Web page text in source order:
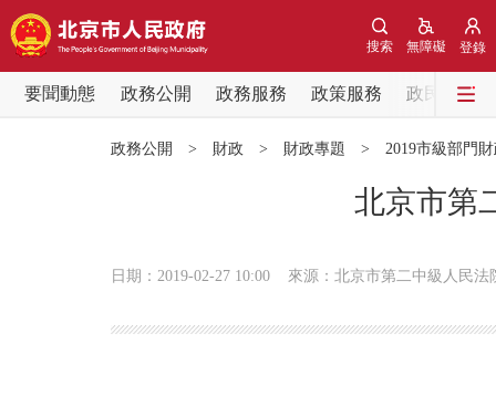
登錄
無障礙
搜索
要聞動態 政務公開 政務服務 政策服務
政民互動
政務公開 > 財政 > 財政專題 > 2019市級部門
北京市第
日期：2019-02-27 10:00 來源：北京市第二中級人民法